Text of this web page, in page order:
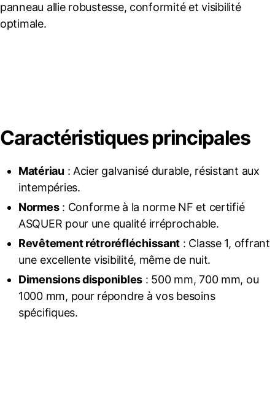
panneau allie robustesse, conformité et visibilité
optimale.
Caractéristiques principales
Matériau : Acier galvanisé durable, résistant aux
intempéries.
Normes: Conforme à la norme NF et certifié
ASQUER pour une qualité irréprochable.
Revêtement rétroréfléchissant : Classe 1, offrant
une excellente visibilité, même de nuit.
Dimensions disponibles : 500 mm, 700 mm, ou
1000 mm, pour répondre à vos besoins
spécifiques.